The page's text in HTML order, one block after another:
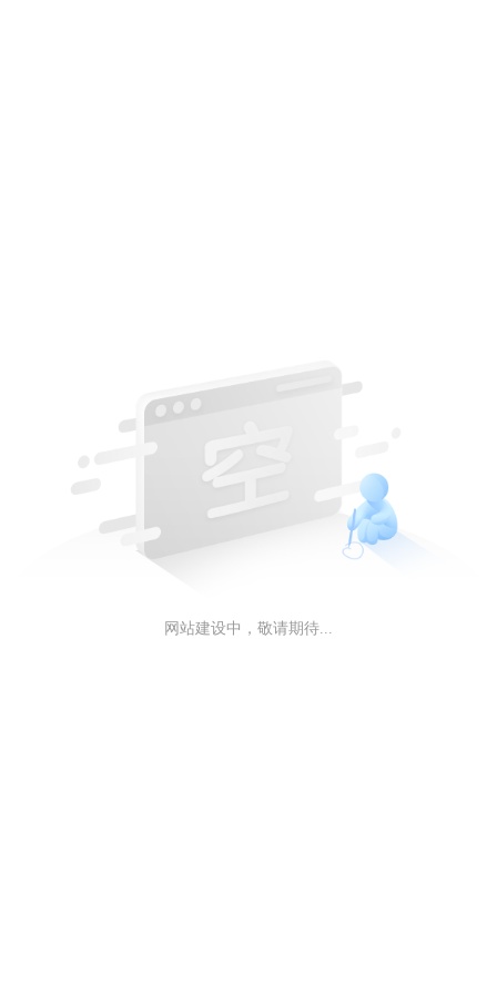
网站建设中，敬请期待...